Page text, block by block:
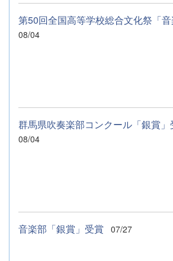
第50回全国高等学校総合文化祭「
08/04
群馬県吹奏楽部コンクール「銀賞」
08/04
音楽部「銀賞」受賞 07/27